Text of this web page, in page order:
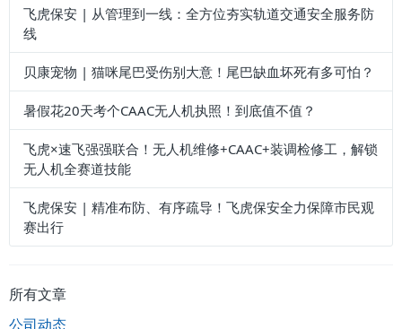
飞虎保安 | 从管理到一线：全方位夯实轨道交通安全服务防
线
贝康宠物 | 猫咪尾巴受伤别大意！尾巴缺血坏死有多可怕？
暑假花20天考个CAAC无人机执照！到底值不值？
飞虎×速飞强强联合！无人机维修+CAAC+装调检修工，解锁
无人机全赛道技能
飞虎保安 | 精准布防、有序疏导！飞虎保安全力保障市民观
赛出行
所有文章
公司动态